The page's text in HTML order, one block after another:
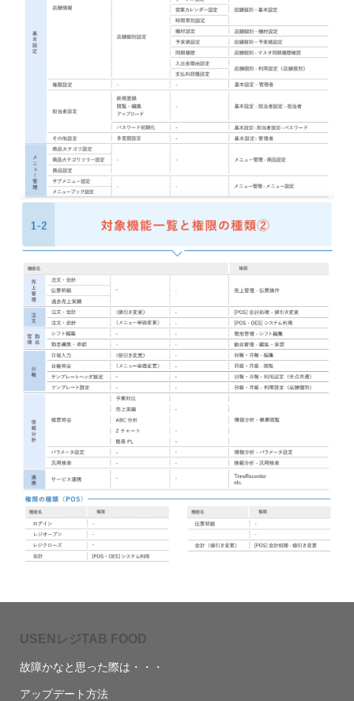
USENレジTAB FOOD
故障かなと思った際は・・・
アップデート方法